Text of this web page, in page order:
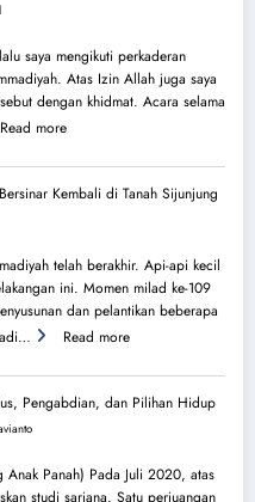
IMM
Ahmad
Yani
saya mengikuti perkaderan
Atas Izin Allah juga saya
dengan khidmat. Acara selama
Read more:
Cahaya
Sang
Balik
Pura
Kembali di Tanah Sijunjung
telah berakhir. Api-api kecil
ini. Momen milad ke-109
dan pelantikan beberapa
Read more:
Surya
Bersinar
Tanah
Sijunjung
Pengabdian, dan Pilihan Hidup
Anak Panah) Pada Juli 2020, atas
studi sarjana. Satu perjuangan